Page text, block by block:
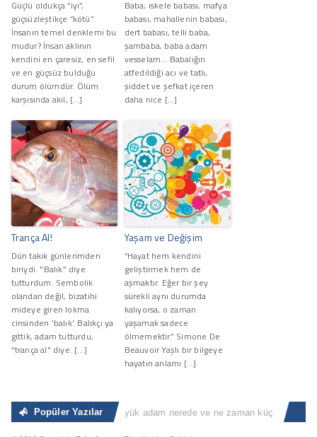
Güçlü oldukça “iyi”,
güçsüzleştikçe “kötü”.
İnsanın temel denklemi bu
mudur? İnsan aklının
kendini en çaresiz, en sefil
ve en güçsüz bulduğu
durum ölümdür. Ölüm
karşısında akıl, […]
Baba; iskele babası, mafya
babası, mahallenin babası,
dert babası, telli baba,
şambaba, baba adam
vesselam… Babalığın
atfedildiği acı ve tatlı,
şiddet ve şefkat içeren
daha nice […]
Trança Al!
Dün takık günlerimden
biriydi. "Balık" diye
tutturdum. Sembolik
olandan değil, bizatihi
mideye giren lokma
cinsinden 'balık'. Balıkçı ya
gittik, adam tutturdu,
"trança al" diye. […]
Yaşam ve Değişim
“Hayat hem kendini
geliştirmek hem de
aşmaktır. Eğer bir şey
sürekli aynı durumda
kalıyorsa, o zaman
yaşamak sadece
ölmemektir.” Simone De
Beauvoir Yaşlı bir bilgeye
hayatın anlamı […]
Popüler Yazılar
Sıradan İnsan “Büyük adam nerede ve ne zaman küçük adam